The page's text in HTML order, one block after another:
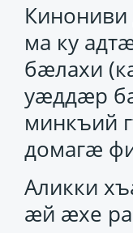
Кинониви
ма ку
бӕлахи
уӕддӕр
минкъий
домагӕ
Аликки
ӕй ӕхе